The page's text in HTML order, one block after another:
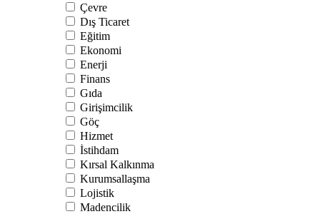
Çevre
Dış Ticaret
Eğitim
Ekonomi
Enerji
Finans
Gıda
Girişimcilik
Göç
Hizmet
İstihdam
Kırsal Kalkınma
Kurumsallaşma
Lojistik
Madencilik